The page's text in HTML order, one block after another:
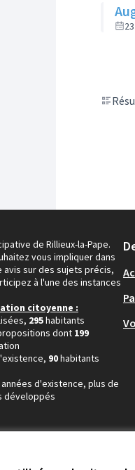
de Rillieux-la-Pape.
vous impliquer dans
avis sur des sujets précis,
à l'une des instances
citoyenne :
295habitants
dont 199
90habitants
années d'existence, plus de
développés